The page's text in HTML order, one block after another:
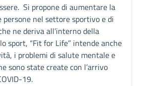
Si propone di aumentare la
persone nel settore sportivo e di
ne deriva all’interno della
sport, “Fit for Life” intende anche
i problemi di salute mentale e
sono state create con l’arrivo
19.